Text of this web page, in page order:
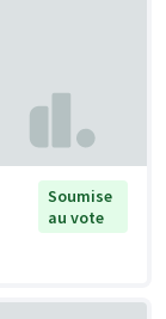
Soumise
au vote